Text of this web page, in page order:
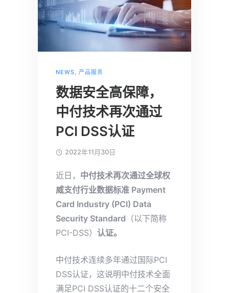
NEWS, 产品服务
数据安全高保障，
中付技术再次通过
PCI DSS认证
2022年11月30日
近日， 中付技术再次通过全球权
威支付行业数据标准 Payment
Card Industry (PCI) Data
Security Standard （以下简称
PCI-DSS） 认证。
中付技术连续多年通过国际PCI
DSS认证，这说明中付技术全面
满足PCI DSS认证的十二个安全